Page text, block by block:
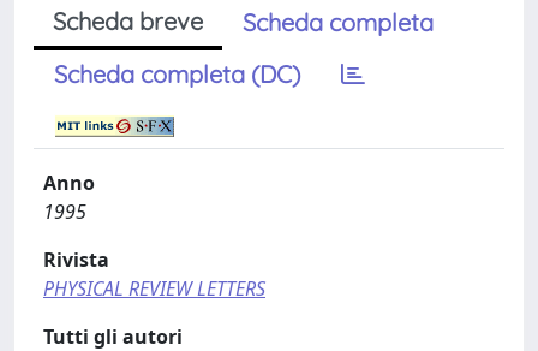
Scheda breve
Scheda completa
Scheda completa (DC)
Anno
1995
Rivista
PHYSICAL REVIEW LETTERS
Tutti gli autori